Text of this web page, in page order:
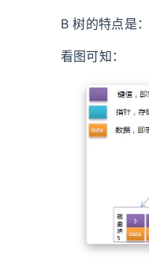
B 树的特点是
看图可知：